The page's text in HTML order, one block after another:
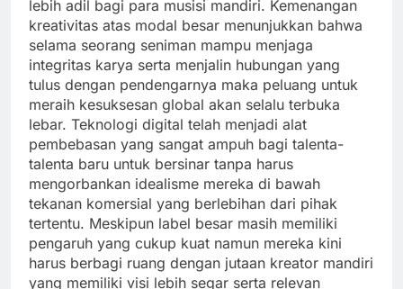
lebih adil bagi para musisi mandiri. Kemenangan
kreativitas atas modal besar menunjukkan bahwa
selama seorang seniman mampu menjaga
integritas karya serta menjalin hubungan yang
tulus dengan pendengarnya maka peluang untuk
meraih kesuksesan global akan selalu terbuka
lebar. Teknologi digital telah menjadi alat
pembebasan yang sangat ampuh bagi talenta-
talenta baru untuk bersinar tanpa harus
mengorbankan idealisme mereka di bawah
tekanan komersial yang berlebihan dari pihak
tertentu. Meskipun label besar masih memiliki
pengaruh yang cukup kuat namun mereka kini
harus berbagi ruang dengan jutaan kreator mandiri
yang memiliki visi lebih segar serta relevan